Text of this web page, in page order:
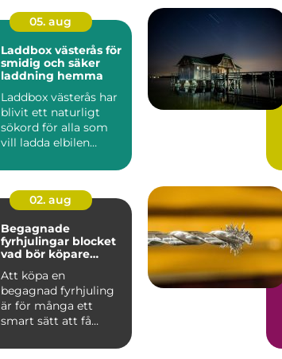
05. aug
Laddbox västerås för
smidig och säker
laddning hemma
Laddbox västerås har
blivit ett naturligt
sökord för alla som
vill ladda elbilen
02. aug
Begagnade
fyrhjulingar blocket
vad bör köpare
Att köpa en
begagnad fyrhjuling
är för många ett
smart sätt att få
pengarna. Många...